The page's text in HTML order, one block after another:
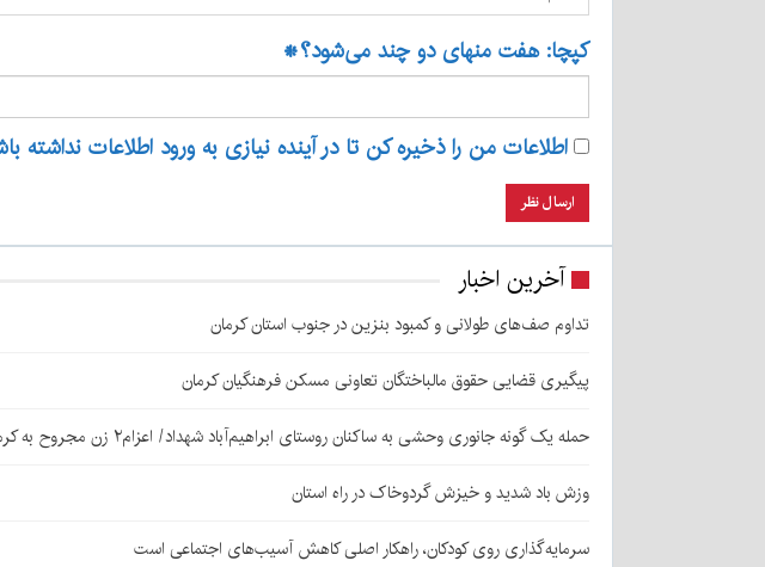
کپچا: هفت منهای دو چند می‌شود؟*
اطلاعات من را ذخیره کن تا در آینده نیازی به ورود اطلاعات نداشته
آخرین اخبار
تداوم صف‌های طولانی و کمبود بنزین در جنوب استان کرمان
پیگیری قضایی حقوق مالباختگان تعاونی مسکن فرهنگیان کرمان
حمله یک گونه جانوری وحشی به ساکنان روستای ابراهیم‌آباد شهداد/ اعزام۲ زن مجروح به کرمان
وزش باد شدید و خیزش گردوخاک در راه استان
سرمایه‌گذاری روی کودکان، راهکار اصلی کاهش آسیب‌های اجتماعی است